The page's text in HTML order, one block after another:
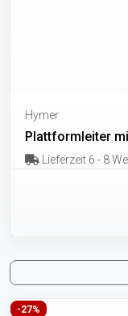
Hymer
Plattformleiter
Lieferzeit 6 - 8
-27%